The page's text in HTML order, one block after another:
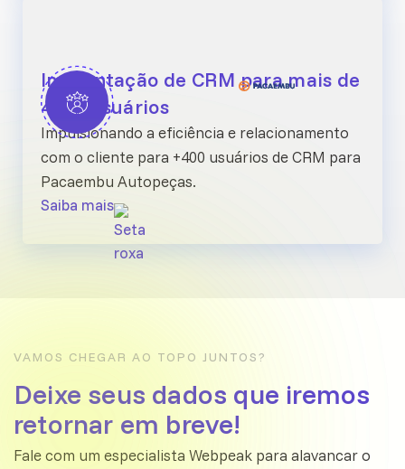
Implantação de CRM para mais de
400+ usuários
Impulsionando a eficiência e relacionamento
com o cliente para +400 usuários de CRM para
Pacaembu Autopeças.
Saiba mais
VAMOS CHEGAR AO TOPO JUNTOS?
Deixe seus dados que iremos
retornar em breve!
Fale com um especialista Webpeak para alavancar o